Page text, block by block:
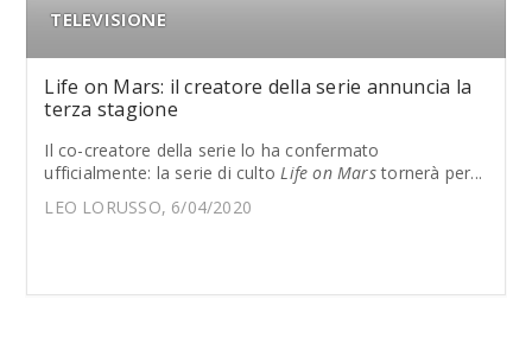
TELEVISIONE
Life on Mars: il creatore della serie annuncia la
terza stagione
Il co-creatore della serie lo ha confermato
ufficialmente: la serie di cultoLife on Marstornerà per...
LEO LORUSSO, 6/04/2020